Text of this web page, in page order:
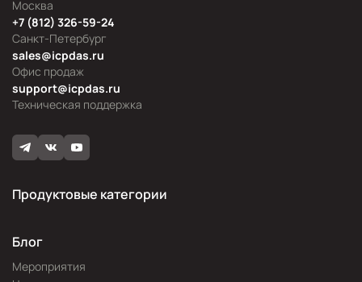
Москва
Офис продаж
sales@icpdas.ru
Санкт-Петербург
+7 (812) 326-59-24
Техническая поддержка
support@icpdas.ru
Продуктовые категории
Блог
Мероприятия